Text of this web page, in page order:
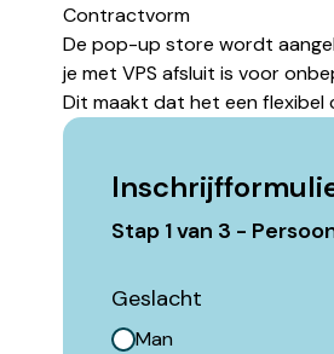
Contractvorm
De pop-up store wordt
je met VPS afsluit is voor
Dit maakt dat het een flexibel
Stap 1van 3 -
Geslacht
Man